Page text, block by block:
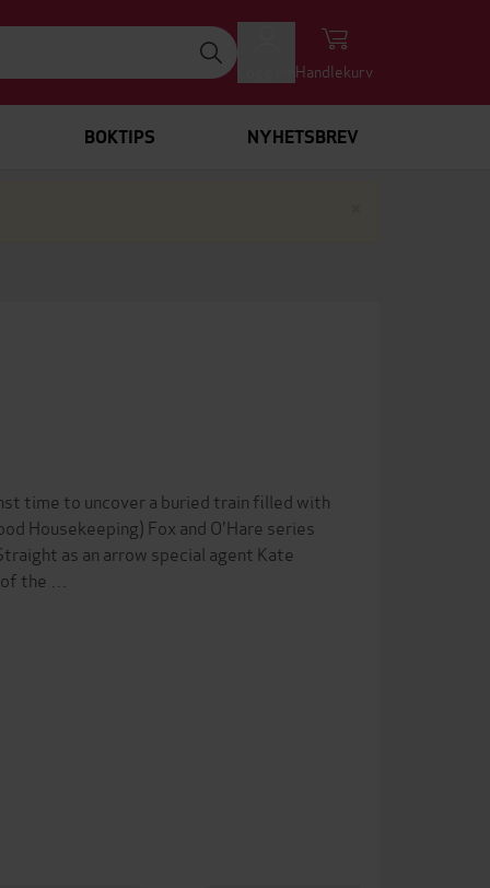
Handlekurv
BOKTIPS NYHETSBREV
time to uncover a buried train filled with
Housekeeping) Fox and O'Hare series
as an arrow special agent Kate
the …